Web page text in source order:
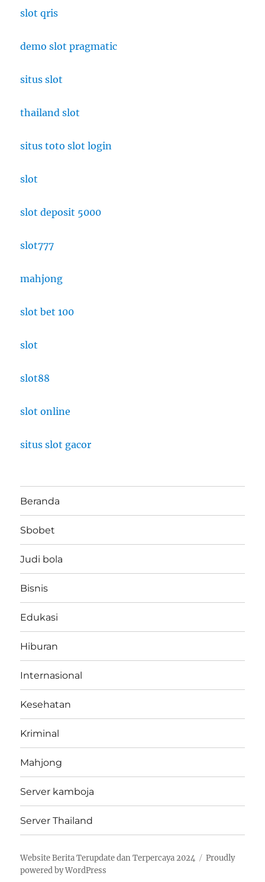
slot qris
demo slot pragmatic
situs slot
thailand slot
situs toto slot login
slot
slot deposit 5000
slot777
mahjong
slot bet 100
slot
slot88
slot online
situs slot gacor
Beranda
Sbobet
Judi bola
Bisnis
Edukasi
Hiburan
Internasional
Kesehatan
Kriminal
Mahjong
Server kamboja
Server Thailand
Website Berita Terupdate dan Terpercaya 2024
Proudly
powered by WordPress